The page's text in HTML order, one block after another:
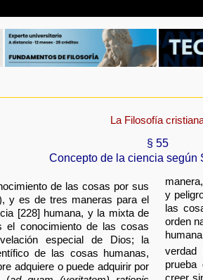
La Filosofía
§ 55
Concepto de la ciencia según
de las cosas por sus
y es de tres maneras para el
[228] humana, y la mixta de
el conocimiento de las cosas
especial de Dios; la
de las cosas humanas,
adquiere o puede adquirir por
y
las
orden
verdad
prueba
creer